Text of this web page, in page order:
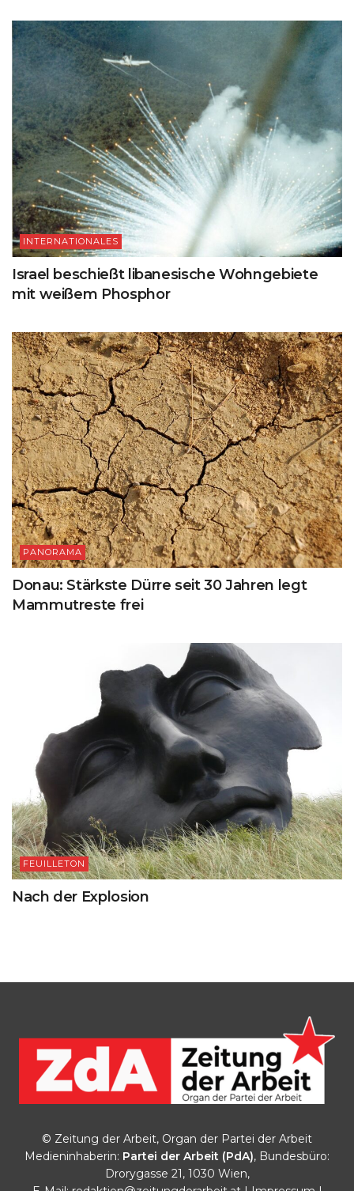
INTERNATIONALES
Israel beschießt libanesische Wohngebiete
mit weißem Phosphor
PANORAMA
Donau: Stärkste Dürre seit 30 Jahren legt
Mammutreste frei
FEUILLETON
Nach der Explosion
© Zeitung der Arbeit, Organ der Partei der Arbeit
Medieninhaberin: Partei der Arbeit (PdA), Bundesbüro:
Drorygasse 21, 1030 Wien,